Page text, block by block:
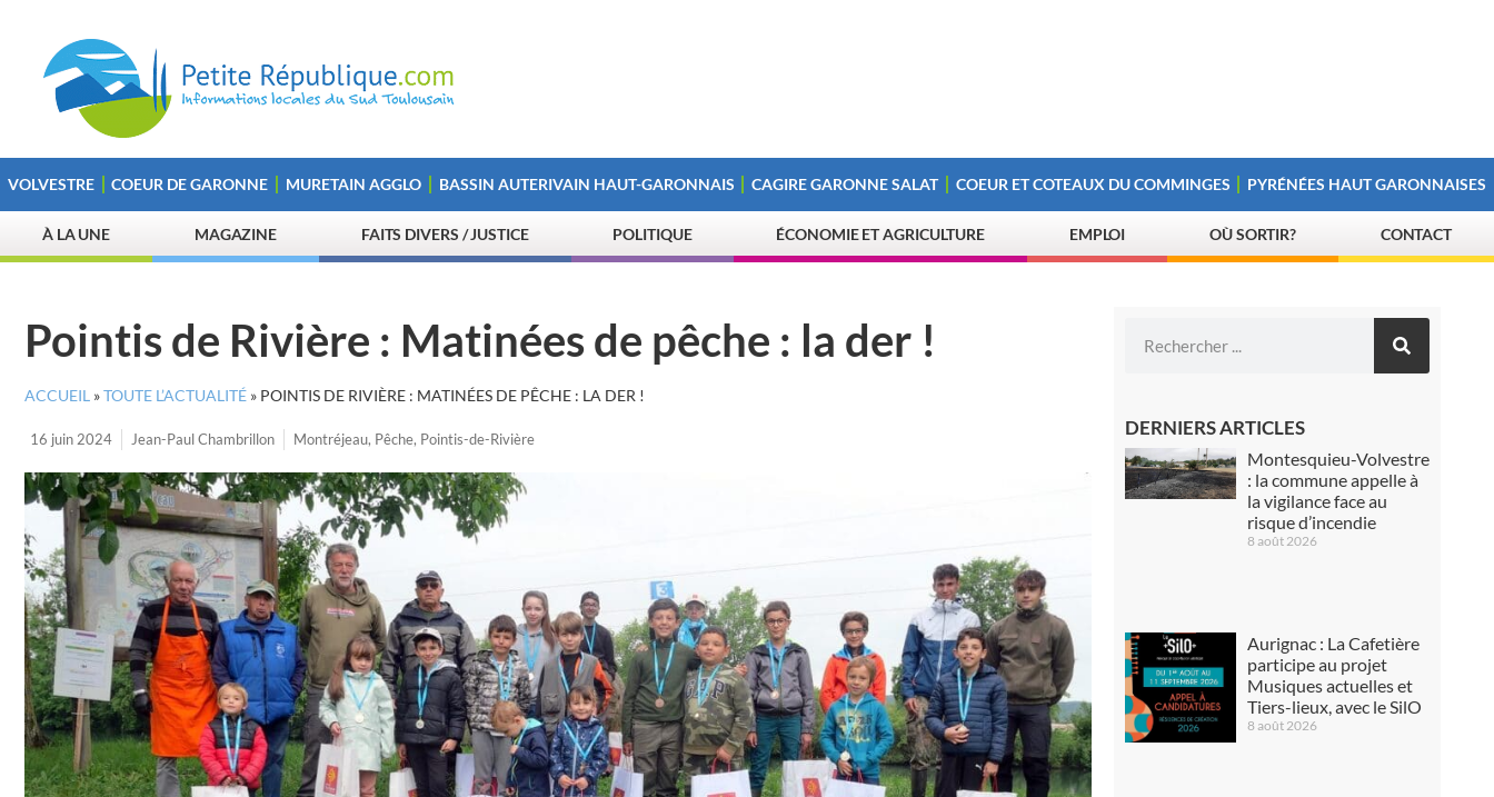
VOLVESTRE COEUR DE GARONNE MURETAIN AGGLO BASSIN AUTERIVAIN HAUT-GARONNAIS CAGIRE GARONNE SALAT COEUR ET COTEAUX DU COMMINGES PYRÉNÉES HAUT GARONNAISES
À LA UNE MAGAZINE FAITS DIVERS / JUSTICE POLITIQUE ÉCONOMIE ET AGRICULTURE EMPLOI OÙ SORTIR? CONTACT
Pointis de Rivière : Matinées de pêche : la der !
ACCUEIL »TOUTE L’ACTUALITÉ » POINTIS DE RIVIÈRE : MATINÉES DE PÊCHE : LA DER !
16 juin 2024 Jean-Paul Chambrillon Montréjeau, Pêche, Pointis-de-Rivière DERNIERS ARTICLES
Montesquieu-Volvestre
: la commune appelle à
la vigilance face au
risque d’incendie
8 août 2026
Aurignac : La Cafetière
participe au projet
Musiques actuelles et
Tiers-lieux, avec le SilO
8 août 2026